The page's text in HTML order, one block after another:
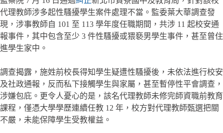
代理教師涉多起性騷擾學生案件處理不當。監委葉大華調查發
現，涉事教師自 101 至 113 學年度任職期間，共涉 11 起校安通
報事件，其中包含至少 3 件性騷擾或猥褻男學生事件，甚至曾住
進學生家中。
調查揭露，施姓前校長得知學生疑遭性騷擾後，未依法進行校安
及社政通報，反而私下接觸學生與家屬，甚至暫停性平會調查，
涉嫌包庇。更令人憂心的是，該名代理教師未修完師資職前教育
課程，僅憑大學學歷連續任教 12 年，校方對代理教師甄選把關
不嚴，未能保障學生受教權益。